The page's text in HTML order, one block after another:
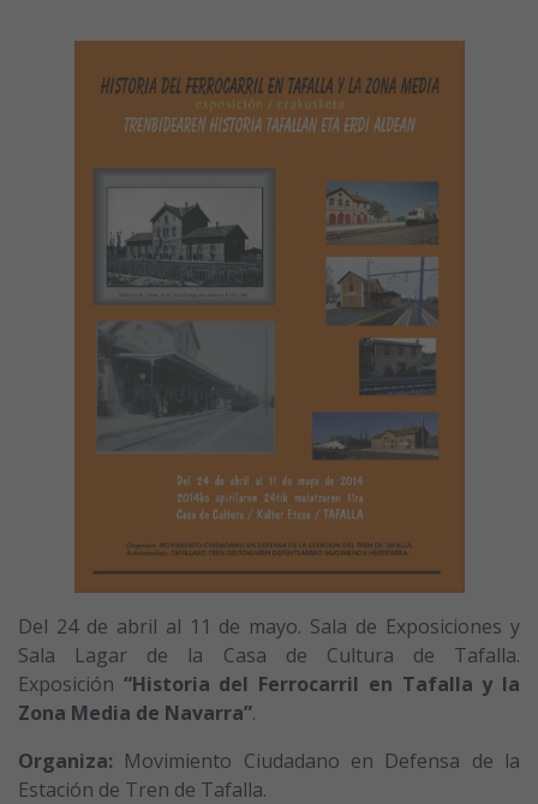
Del 24 de abril al 11 de mayo. Sala de Exposiciones y
Sala Lagar de la Casa de Cultura de Tafalla.
Exposición “Historia del Ferrocarril en Tafalla y la
Zona Media de Navarra”.
Organiza: Movimiento Ciudadano en Defensa de la
Estación de Tren de Tafalla.